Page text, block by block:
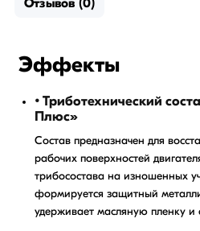
Отзывов (0)
Эффекты
• Триботехнический
Плюс»
Состав предназначен для
рабочих поверхностей
трибосостава на изношенных
формируется защитный
удерживает масляную пленку и